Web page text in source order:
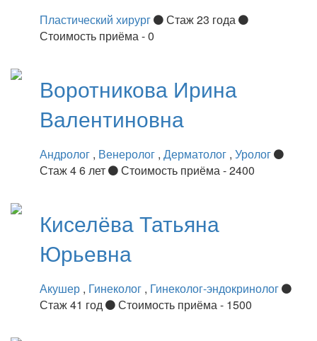
Пластический хирург
Стаж 23 года
Стоимость приёма - 0
Воротникова Ирина
Валентиновна
Андролог , Венеролог , Дерматолог , Уролог
Стаж 4 6 лет
Стоимость приёма - 2400
КиселёваТатьяна
Юрьевна
Акушер , Гинеколог , Гинеколог-эндокринолог
Стаж 41 год
Стоимость приёма - 1500